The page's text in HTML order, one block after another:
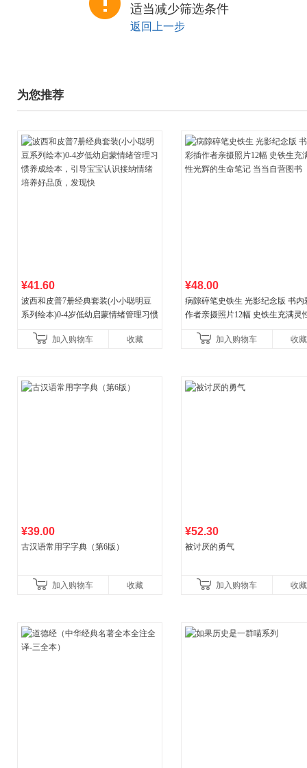
适当减少筛选条件
返回上一步
为您推荐
¥41.60
波西和皮普7册经典套装(小小聪明豆
系列绘本)0-4岁低幼启蒙情绪管理习惯
养好品质，发现快
加入购物车 收藏
¥48.00
病隙碎笔史铁生 光影纪念版 书内
作者亲摄照片12幅 史铁生充满灵
加入购物车
收藏
¥39.00
古汉语常用字字典（第6版）
加入购物车 收藏
¥52.30
被讨厌的勇气
加入购物车 收藏